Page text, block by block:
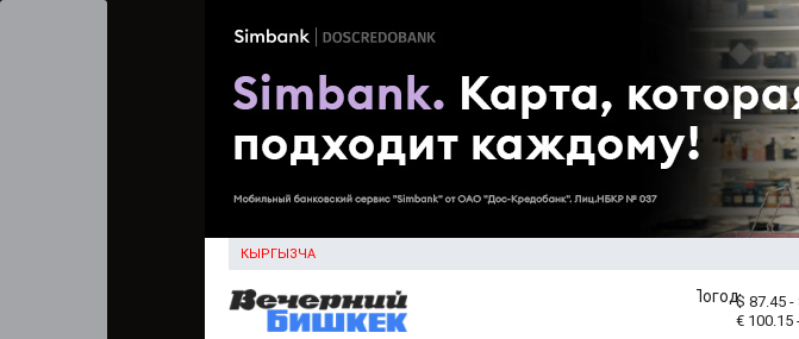
КЫРГЫЗЧА
$ 87.45 -
€ 100.15